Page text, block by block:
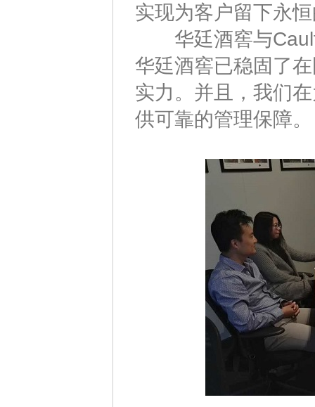
实现为客户留下永
华廷酒窖与
华廷酒窖已稳固了
实力。并且，我们
供可靠的管理保障。